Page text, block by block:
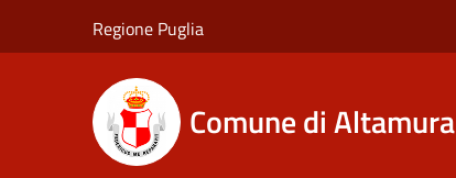
Regione Puglia
Comune di Altamura